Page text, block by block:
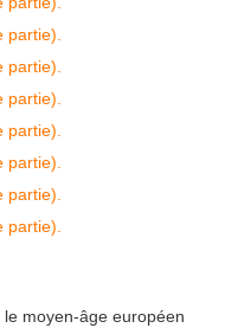
moyen-âge européen